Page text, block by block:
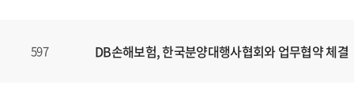
597 DB손해보험, 한국분양대행사협회와 업무협약 체결